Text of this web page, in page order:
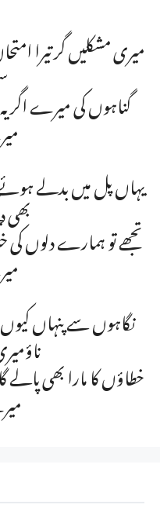
میری مشکلیں گر تیرا
گناہوں کی میرے اگر
یہاں پل میں بدلے
بھی
تجھے تو ہمارے دلوں
نگاہوں سے پنہاں
خطاؤں کا مارا بھی